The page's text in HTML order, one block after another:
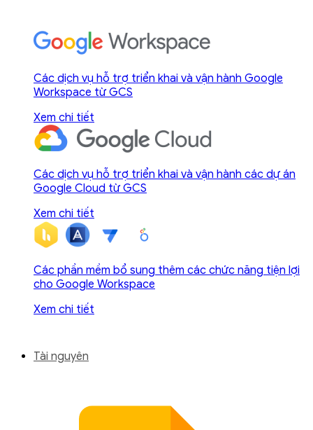
Các dịch vụ hỗ trợ triển khai và vận hành Google
Workspace từ GCS
Xem chi tiết
Các dịch vụ hỗ trợ triển khai và vận hành các dự án
Google Cloud từ GCS
Xem chi tiết
Các phần mềm bổ sung thêm các chức năng tiện lợi
cho Google Workspace
Xem chi tiết
Tài nguyên